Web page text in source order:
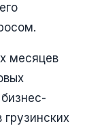
месяцев